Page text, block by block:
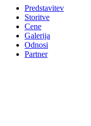
Predstavitev
Storitve
Cene
Galerija
Odnosi
Partner